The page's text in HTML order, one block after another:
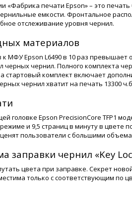
«Фабрика печати Epson» – это
емкости. Фронтальное
отслеживание уровня чернил.
материалов
МФУ Epson L6490 в 10 раз превышает
черных чернил. Полного комплекта
а стартовый комплект включает
чернил хватит на печать 13300
головке Epson PrecisionСore TFP1
и 9,5 страниц в минуту в цвете
пользователи с большими
заправки чернил «Key
цвета при заправке. Секрет
только с соответствующим по